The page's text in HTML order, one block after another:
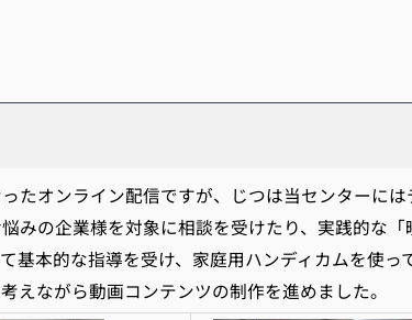
たオンライン配信ですが、じつは当センターに
の企業様を対象に相談を受けたり、実践的な「
基本的な指導を受け、家庭用ハンディカムを使っ
えながら動画コンテンツの制作を進めました。